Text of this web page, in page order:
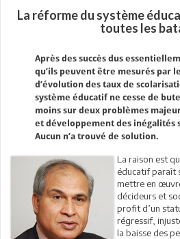
La réforme du système
toutes les
Après des succès dus
qu’ils peuvent être mesurés par
d’évolution des taux de
système éducatif ne cesse de
moins sur deux problèmes
et développement des inégalités
Aucun n’a trouvé de solution.
La raison est
éducatif paraît
mettre en
décideurs et
profit d’un
régressif,
la baisse des